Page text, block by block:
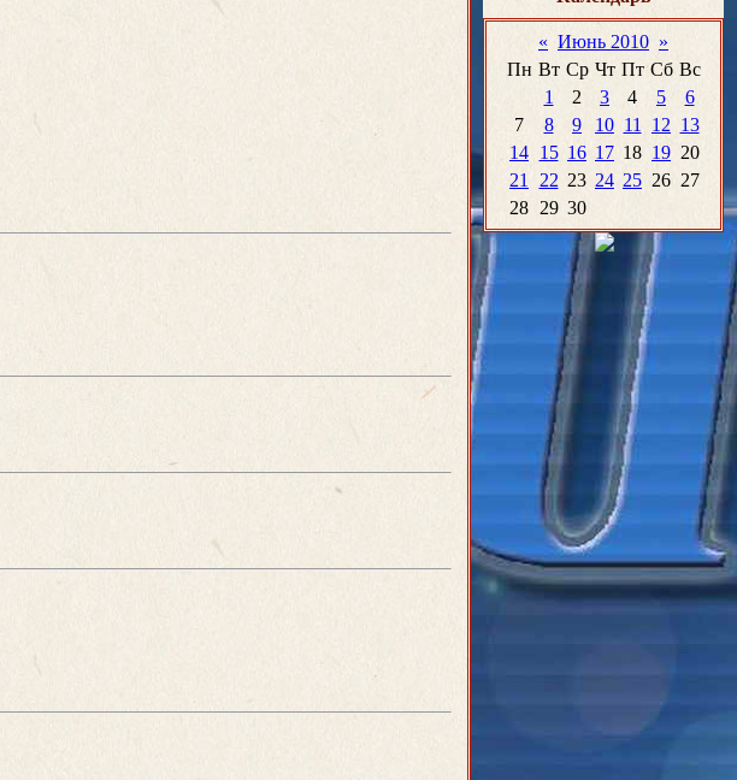
« Июнь 2010 »
Пн Вт Ср Чт Пт Сб Вс
1
2 3 4 5
6
7
8 9 10 11 12 13
14 15 16 17 18 19 20
21
22 23 24 25 26 27
28 29 30